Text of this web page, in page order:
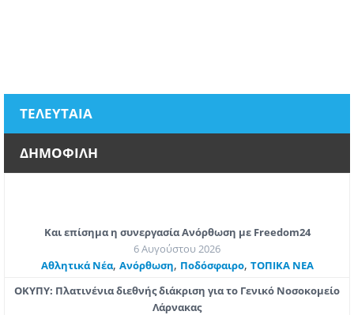
ΤΕΛΕΥΤΑΙΑ
ΔΗΜΟΦΙΛΗ
Και επίσημα η συνεργασία Ανόρθωση με Freedom24
6 Αυγούστου 2026
Αθλητικά Νέα, Ανόρθωση, Ποδόσφαιρο, ΤΟΠΙΚΑ ΝΕΑ
ΟΚΥΠΥ: Πλατινένια διεθνής διάκριση για το Γενικό Νοσοκομείο
Λάρνακας